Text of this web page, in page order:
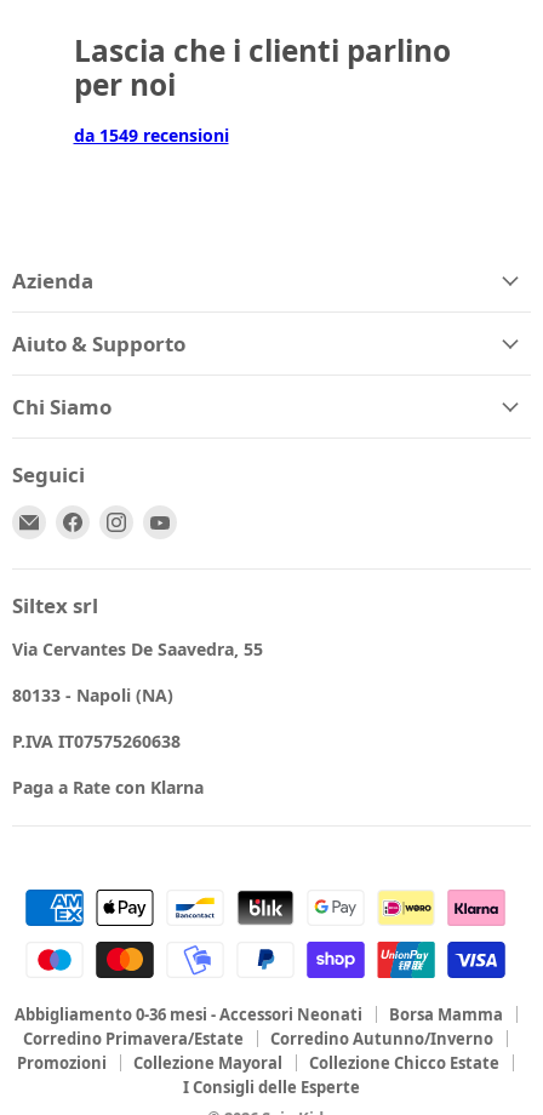
Lascia che i clienti parlino
per noi
da 1549 recensioni
Azienda
Aiuto & Supporto
Chi Siamo
Seguici
Email
Trovaci Trovaci
Siltex srl
Via Cervantes De Saavedra, 55
80133 - Napoli (NA)
P.IVA IT07575260638
Paga a Rate con Klarna
Abbigliamento 0-36 mesi - Accessori Neonati
Borsa Mamma
Corredino Primavera/Estate
Corredino Autunno/Inverno
Promozioni
Collezione Mayoral
Collezione Chicco Estate
I Consigli delle Esperte